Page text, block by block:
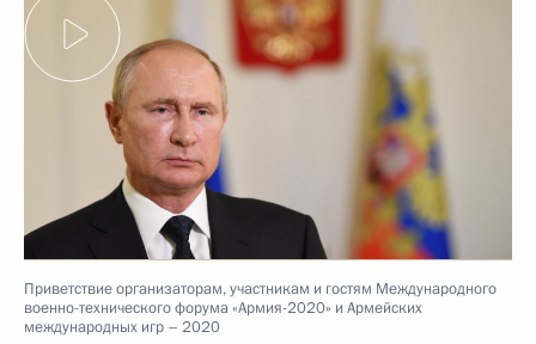
Приветствие организаторам, участникам и гостям Международного
военно-технического форума «Армия-2020» и Армейских
международных игр – 2020